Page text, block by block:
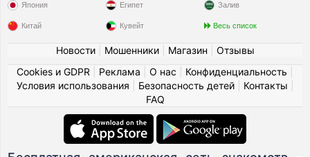
Япония
Китай
Египет
Кувейт
Залив
Весь список
Новости| Мошенники| Магазин
Отзывы
Cookies и GDPR
Реклама О нас Конфиденциальность
Условия использования
Безопасность детей| Контакты
FAQ